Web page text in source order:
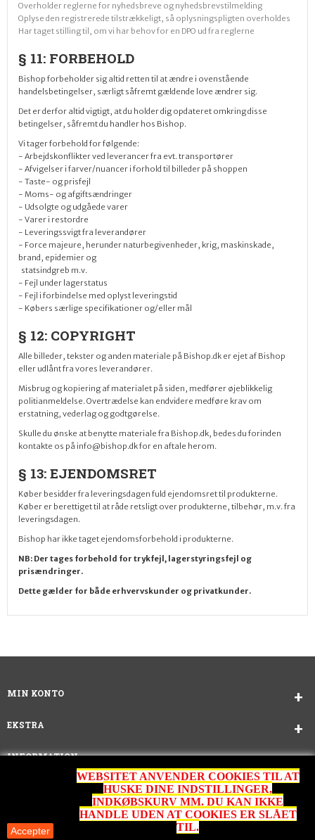
Overholder reglerne for nyhedsbreve og nyhedsbrevstilmelding
Oplyse den registrerede tilstrækkeligt, så oplysningspligten overholdes
Har taget stilling til, om vi har behov for en DPO ud fra reglerne
§ 11: FORBEHOLD
Bishop forbeholder sig altid retten til at ændre i ovenstående
handelsbetingelser, særligt såfremt gældende love ændrer sig.
Det er derfor altid vigtigt, at du holder dig opdateret omkring disse
betingelser, såfremt du handler hos Bishop.
Vi tager forbehold for følgende:
- Arbejdskonflikter ved leverancer fra evt.transportører
- Afvigelser i farver/nuancer i forhold til billeder på shoppen
- Taste- og prisfejl
- Moms- og afgiftsændringer
- Udsolgte og udgåede varer
- Varer i restordre
- Leveringssvigt fra leverandører
- Force majeure, herunder naturbegivenheder, krig, maskinskade,
brand, epidemier og
statsindgreb m.v.
- Fejl under lagerstatus
- Fejl i forbindelse med oplyst leveringstid
- Købers særlige specifikationer og/eller mål
§ 12: COPYRIGHT
Alle billeder, tekster og anden materiale på Bishop.dk er ejet af Bishop
eller udlånt fra vores leverandører.
Misbrug og kopiering af materialet på siden, medfører øjeblikkelig
politianmeldelse. Overtrædelse kan endvidere medføre krav om
erstatning, vederlag og godtgørelse.
Skulle du ønske at benytte materiale fra Bishop.dk, bedes du forinden
kontakte os på info@bishop.dk for en aftale herom.
§ 13: EJENDOMSRET
Køber besidder fra leveringsdagen fuld ejendomsret til produkterne.
Køber er berettiget til at råde retsligt over produkterne, tilbehør, m.v. fra
leveringsdagen.
Bishop har ikke taget ejendomsforbehold i produkterne.
NB: Der tages forbehold for trykfejl, lagerstyringsfejl og
prisændringer.
Dette gælder for både erhvervskunder og privatkunder.
MIN KONTO
EKSTRA
INFORMATION
Accepter
WEBSITET ANVENDER COOKIES TIL AT
HUSKE DINE INDSTILLINGER,
INDKØBSKURV MM. DU KAN IKKE
HANDLE UDEN AT COOKIES ER SLÅET
TIL.